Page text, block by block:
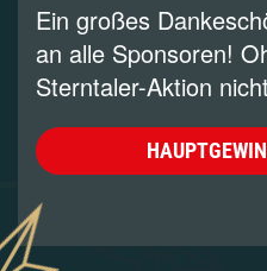
Ein großes
an alle Sponsoren!
Sterntaler-Aktion